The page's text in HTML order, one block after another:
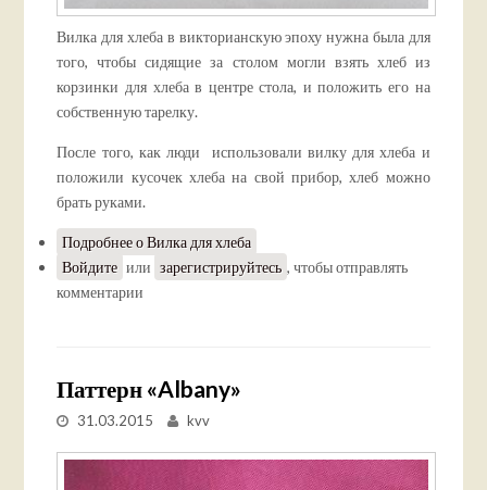
Вилка для хлеба в викторианскую эпоху нужна была для
того, чтобы сидящие за столом могли взять хлеб из
корзинки для хлеба в центре стола, и положить его на
собственную тарелку.
После того, как люди использовали вилку для хлеба и
положили кусочек хлеба на свой прибор, хлеб можно
брать руками.
Подробнеео Вилка для хлеба
Войдите или зарегистрируйтесь , чтобы отправлять
комментарии
Паттерн «Albany»
31.03.2015 kvv